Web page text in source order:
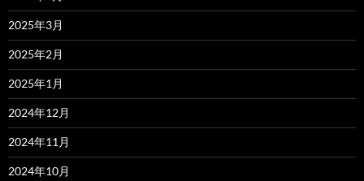
2025年3月
2025年2月
2025年1月
2024年12月
2024年11月
2024年10月